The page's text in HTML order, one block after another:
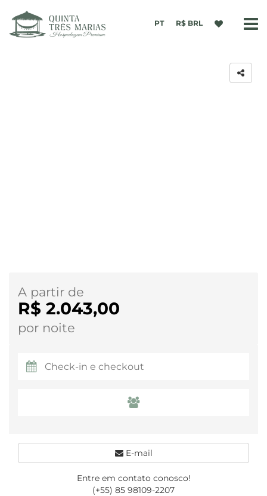
PT R$ BRL
A partir de
R$ 2.043,00
por noite
E-mail
Entre em contato conosco!
(+55) 85 98109-2207